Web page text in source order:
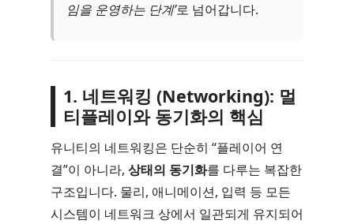
임을 운영하는 단계’로 넘어갑니다.
1. 네트워킹 (Networking): 멀
티플레이와 동기화의 핵심
유니티의 네트워킹은 단순히 “플레이어 연
결”이 아니라, 상태의 동기화를 다루는 복잡한
구조입니다. 물리, 애니메이션, 입력 등 모든
시스템이 네트워크 상에서 일관되게 유지되어